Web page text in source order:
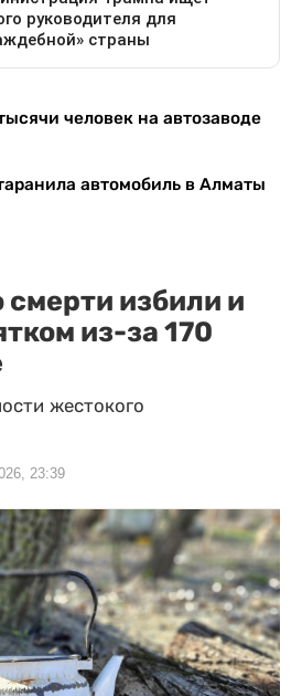
человек на автозаводе
автомобиль в Алматы
избили и
из-за 170
жестокого
23:39